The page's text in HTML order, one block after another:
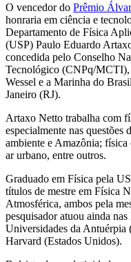
O vencedor do Prêmio
honraria em ciência e
Departamento de Física
(USP) Paulo Eduardo
concedida pelo Conselho
Tecnológico (CNPq/MCTI)
Wessel e a Marinha do
Janeiro (RJ).
Artaxo Netto trabalha com
especialmente nas questões
ambiente e Amazônia;
ar urbano, entre outros.
Graduado em Física pela
títulos de mestre em Física
Atmosférica, ambos pela
pesquisador atuou ainda
Universidades da
Harvard (Estados Unidos).